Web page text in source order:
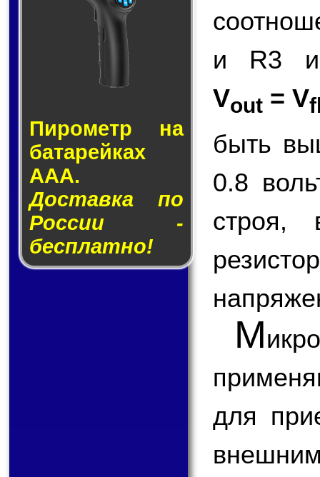
Пирометр на
ба­та­рей­ках
AAA.
Доставка по
России -
бесплатно!
и R3 и
Vout = V
быть
0.8
строя,
М
для